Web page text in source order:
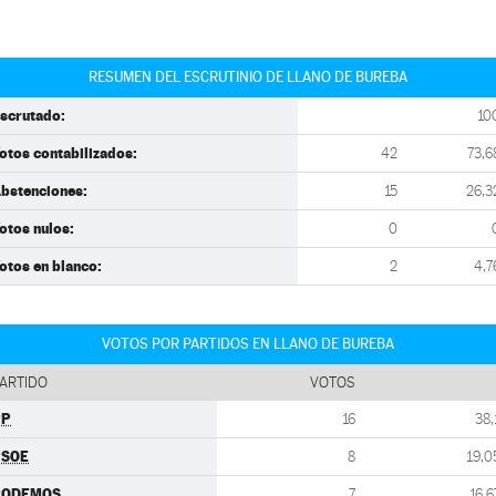
RESUMEN DEL ESCRUTINIO DE LLANO DE BUREBA
contabilizados: 42
15
nulos: 0
en blanco: 2
VOTOS POR PARTIDOS EN LLANO DE BUREBA
VOTOS
16
8